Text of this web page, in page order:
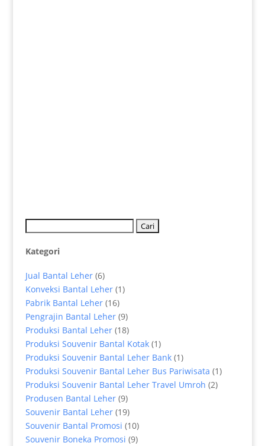
Kategori
Jual Bantal Leher(6)
Konveksi Bantal Leher(1)
Pabrik Bantal Leher(16)
Pengrajin Bantal Leher(9)
Produksi Bantal Leher(18)
Produksi Souvenir Bantal Kotak(1)
Produksi Souvenir Bantal Leher Bank(1)
Produksi Souvenir Bantal Leher Bus Pariwisata (1)
Produksi Souvenir Bantal Leher Travel Umroh (2)
Produsen Bantal Leher(9)
Souvenir Bantal Leher(19)
Souvenir Bantal Promosi (10)
Souvenir Boneka Promosi (9)